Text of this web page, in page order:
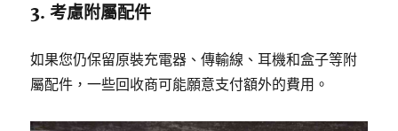
3. 考慮附屬配件
如果您仍保留原裝充電器、傳輸線、耳機和盒子等附
屬配件，一些回收商可能願意支付額外的費用。